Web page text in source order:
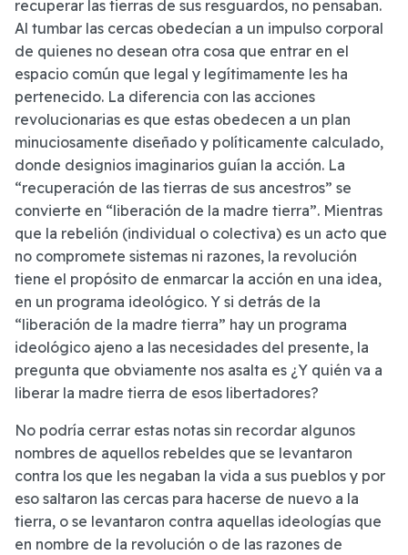
recuperar las tierras de sus resguardos, no pensaban.
Al tumbar las cercas obedecían a un impulso corporal
de quienes no desean otra cosa que entrar en el
espacio común que legal y legítimamente les ha
pertenecido. La diferencia con las acciones
revolucionarias es que estas obedecen a un plan
minuciosamente diseñado y políticamente calculado,
donde designios imaginarios guían la acción. La
“recuperación de las tierras de sus ancestros” se
convierte en “liberación de la madre tierra”. Mientras
que la rebelión (individual o colectiva) es un acto que
no compromete sistemas ni razones, la revolución
tiene el propósito de enmarcar la acción en una idea,
en un programa ideológico. Y si detrás de la
“liberación de la madre tierra” hay un programa
ideológico ajeno a las necesidades del presente, la
pregunta que obviamente nos asalta es ¿Y quién va a
liberar la madre tierra de esos libertadores?
No podría cerrar estas notas sin recordar algunos
nombres de aquellos rebeldes que se levantaron
contra los que les negaban la vida a sus pueblos y por
eso saltaron las cercas para hacerse de nuevo a la
tierra, o se levantaron contra aquellas ideologías que
en nombre de la revolución o de las razones de